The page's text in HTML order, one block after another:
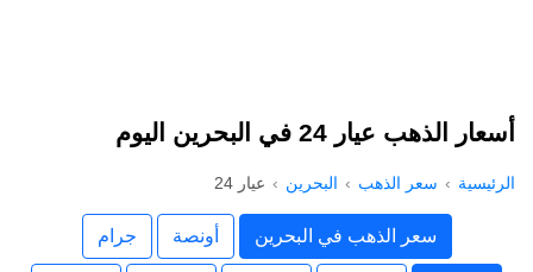
أسعار الذهب عيار 24 في البحرين اليوم
الرئيسية سعر الذهب البحرين عيار 24
سعر الذهب في البحرين أونصة جرام